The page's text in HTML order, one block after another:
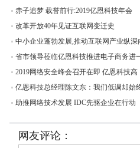
赤子追梦 载誉前行:2019亿恩科技年会
改革开放40年见证互联网变迁史
中小企业蓬勃发展,推动互联网产业纵深
省市领导莅临亿恩科技推进电子商务进
2019网络安全峰会召开在即 亿恩科技高
亿恩科技总经理陈文东：我们低调却始
助推网络技术发展 IDC先驱企业在行动
网友评论：